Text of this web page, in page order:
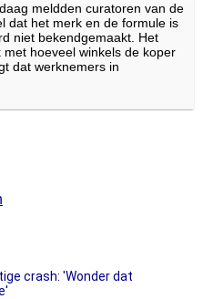
meldden curatoren van de
dat het merk en de formule is
niet bekendgemaakt. Het
hoeveel winkels de koper
dat werknemers in
crash: 'Wonder dat